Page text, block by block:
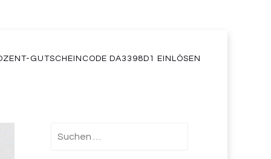
GUTSCHEINCODE DA3398D1 EINLÖSEN